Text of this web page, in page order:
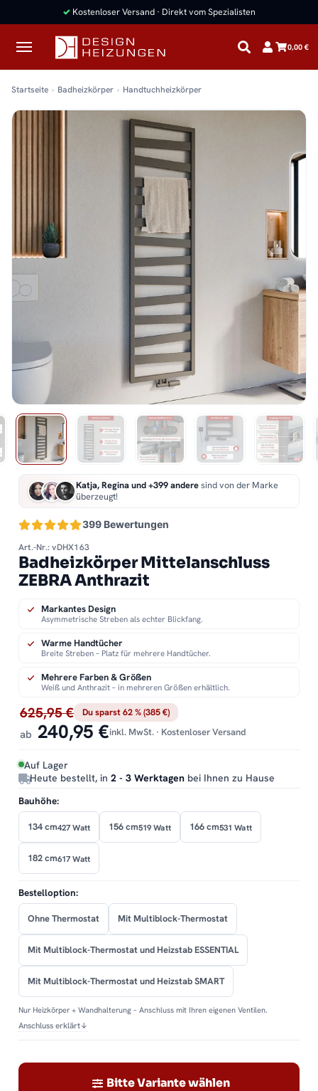
0,00 €
Startseite Badheizkörper Handtuchheizkörper
399 Bewertungen
Katja, Regina und +399 anderesind von der Marke
überzeugt!
Art.-Nr.: vDHX163
Badheizkörper Mittelanschluss
ZEBRA Anthrazit
625,95 € Du sparst 62 % (385 €)
ab 240,95 €inkl. MwSt. · Kostenloser Versand
Auf Lager
Heute bestellt, in 2 - 3 Werktagen bei Ihnen zu Hause
Markantes Design
Asymmetrische Streben als echter Blickfang.
Warme Handtücher
Breite Streben – Platz für mehrere Handtücher.
Mehrere Farben & Größen
Weiß und Anthrazit – in mehreren Größen erhältlich.
Bauhöhe:
134 cm427 Watt 156 cm519 Watt 166 cm531 Watt
182 cm617 Watt
Bestelloption:
Ohne Thermostat Mit Multiblock-Thermostat
Mit Multiblock-Thermostat und Heizstab ESSENTIAL
Mit Multiblock-Thermostat und Heizstab SMART
Nur Heizkörper + Wandhalterung – Anschluss mit Ihren eigenen Ventilen.
Anschluss erklärt↓
Bitte Variante wählen